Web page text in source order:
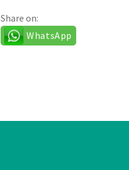
Share on:
WhatsApp